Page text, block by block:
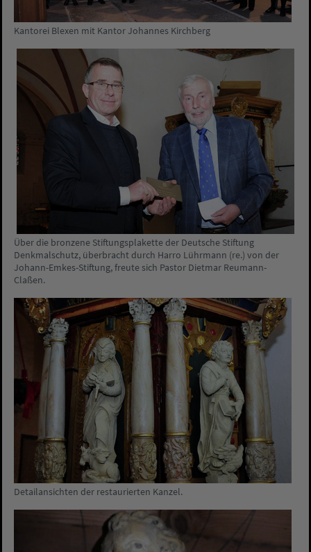
Kantorei Blexen mit Kantor Johannes Kirchberg
Über die bronzene Stiftungsplakette der Deutsche Stiftung
Denkmalschutz, überbracht durch Harro Lührmann (re.) von der
Johann-Emkes-Stiftung, freute sich Pastor Dietmar Reumann-
Claßen.
Detailansichten der restaurierten Kanzel.